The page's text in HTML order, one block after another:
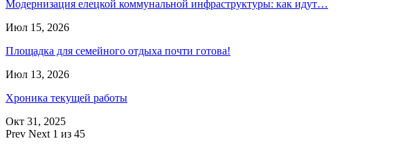
Модернизация елецкой коммунальной инфраструктуры: как идут…
Июл 15, 2026
Площадка для семейного отдыха почти готова!
Июл 13, 2026
Хроника текущей работы
Окт 31, 2025
Prev Next 1 из 45